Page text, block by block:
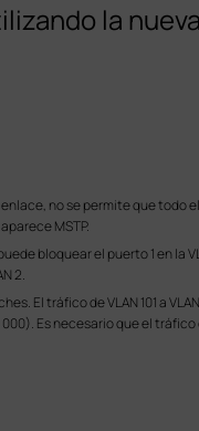
la
enlace, no se permite que
MSTP.
bloquear el puerto 1 en la
2.
El tráfico de VLAN 101 a
Es necesario que el tráfico de